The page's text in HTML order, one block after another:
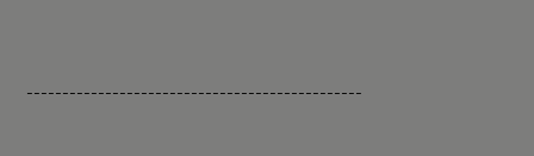
-----------------------------------------------